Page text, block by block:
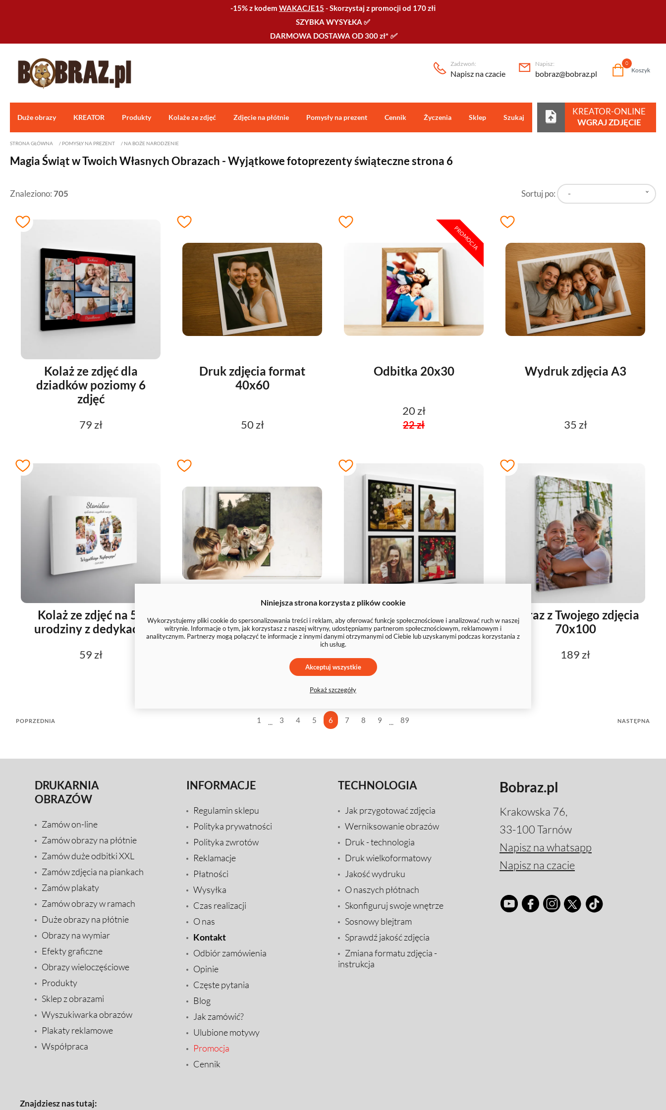
-15% z kodem WAKACJE15 -Skorzystaj z promocji od 170 złℹ️
SZYBKA WYSYŁKA ✅
DARMOWA DOSTAWA OD 300 zł* ✅
Zadzwoń:
Napisz na czacie
Napisz:
bobraz@bobraz.pl Koszyk
0
Duże obrazy KREATOR Produkty Kolaże ze zdjęć Zdjęcie na płótnie Pomysły na prezent Cennik Życzenia Sklep Szukaj Centrum pomocy
KREATOR-ONLINE
WGRAJ ZDJĘCIE
STRONA GŁÓWNA / POMYSŁY NA PREZENT / NA BOŻE NARODZENIE
Magia Świąt w Twoich Własnych Obrazach - Wyjątkowe fotoprezenty świąteczne strona 6
Znaleziono:705 Sortuj po: -
Kolaż ze zdjęć dla
dziadków poziomy 6
zdjęć
79 zł
Druk zdjęcia format
40x60
50 zł
PROMOCJA
Odbitka 20x30
20 zł
22 zł
Wydruk zdjęcia A3
35 zł
Kolaż ze zdjęć na 50
urodziny z dedykacją
59 zł
Zdjęcie XXL: 50x40
Fotokolaż 30x30 cm 4
zdjęcia
Obraz z Twojego zdjęcia
70x100
189 zł
POPRZEDNIA 1 3 4 5 6 7 8 9 89 NASTĘPNA
DRUKARNIA
OBRAZÓW
Zamów on-line
Zamów obrazy na płótnie
Zamów duże odbitki XXL
Zamów zdjęcia na piankach
Zamów plakaty
Zamów obrazy w ramach
Duże obrazy na płótnie
Obrazy na wymiar
Efekty graficzne
Obrazy wieloczęściowe
Produkty
Sklep z obrazami
Wyszukiwarka obrazów
Plakaty reklamowe
Współpraca
INFORMACJE
Regulamin sklepu
Polityka prywatności
Polityka zwrotów
Reklamacje
Płatności
Wysyłka
Czas realizacji
O nas
Kontakt
Odbiór zamówienia
Opinie
Częste pytania
Blog
Jak zamówić?
Ulubione motywy
Promocja
Cennik
TECHNOLOGIA
Jak przygotować zdjęcia
Werniksowanie obrazów
Druk - technologia
Druk wielkoformatowy
Jakość wydruku
O naszych płótnach
Skonfiguruj swoje wnętrze
Sosnowy blejtram
Sprawdź jakość zdjęcia
Zmiana formatu zdjęcia -
instrukcja
Bobraz.pl
Krakowska 76,
33-100 Tarnów
Napisz na whatsapp
Napisz na czacie
Znajdziesz nas tutaj:
Niniejsza strona korzysta z plików cookie
Wykorzystujemy pliki cookie do spersonalizowania treści i reklam, aby oferować funkcje społecznościowe i analizować ruch w naszej
witrynie. Informacje o tym, jak korzystasz z naszej witryny, udostępniamy partnerom społecznościowym, reklamowym i
analitycznym. Partnerzy mogą połączyć te informacje z innymi danymi otrzymanymi od Ciebie lub uzyskanymi podczas korzystania z
ich usług.
Akceptuj wszystkie
Pokaż szczegóły